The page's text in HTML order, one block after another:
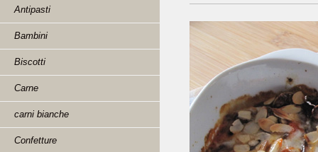
Antipasti
Bambini
Biscotti
Carne
carni bianche
Confetture